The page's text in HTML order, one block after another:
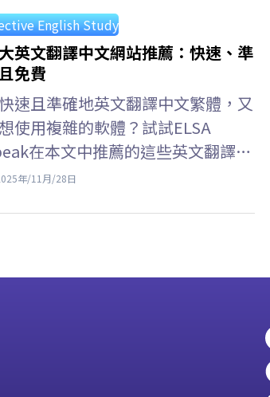
：在真實脈絡中接觸涵蓋經濟、文
科學等多個領域的豐富詞彙。 提
會認知：用英语更新全球新闻、趋
问题。 增強語言反應能力：熟悉
結構和自然表達，提升閱讀理解能
提升綜合技能：透過日常閱讀習
，間接提升聽、說、寫能力。 >>增
彙：…
English Study
英文翻譯中文網站推薦：快速、準
免費
速且準確地英文翻譯中文繁體，又
使用複雜的軟體？試試ELSA
在本文中推薦的這些英文翻譯中
站－方便易用，而且完全免費！
年/11月/28日